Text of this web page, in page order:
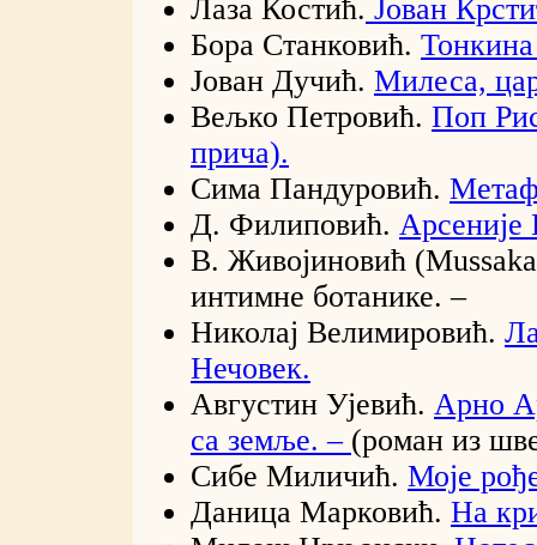
Лаза Костић. Јован
Бора Станковић.
Јован Дучић. Милеса,
Вељко Петровић. Поп
прича).
Сима Пандуровић.
Д. Филиповић.
В. Живојиновић
интимне ботанике. –
Николај Велимировић.
Нечовек.
Августин Ујевић. Арно
са земље. – (роман из
Сибе Миличић. Моје
Даница Марковић. На